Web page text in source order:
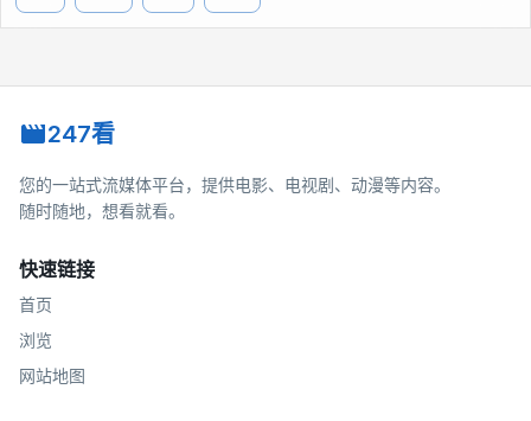
247看
您的一站式流媒体平台，提供电影、电视剧、动漫等内容。
随时随地，想看就看。
快速链接
首页
浏览
网站地图